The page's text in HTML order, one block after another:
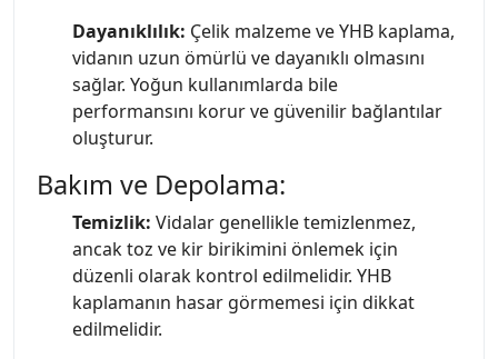
Dayanıklılık: Çelik malzeme ve YHB kaplama,
vidanın uzun ömürlü ve dayanıklı olmasını
sağlar. Yoğun kullanımlarda bile
performansını korur ve güvenilir bağlantılar
oluşturur.
Bakım ve Depolama:
Temizlik: Vidalar genellikle temizlenmez,
ancak toz ve kir birikimini önlemek için
düzenli olarak kontrol edilmelidir. YHB
kaplamanın hasar görmemesi için dikkat
edilmelidir.